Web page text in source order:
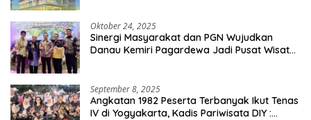
Oktober 24, 2025
Sinergi Masyarakat dan PGN Wujudkan
Danau Kemiri Pagardewa Jadi Pusat Wisata
September 8, 2025
Angkatan 1982 Peserta Terbanyak Ikut Tenas
IV di Yogyakarta, Kadis Pariwisata DIY :